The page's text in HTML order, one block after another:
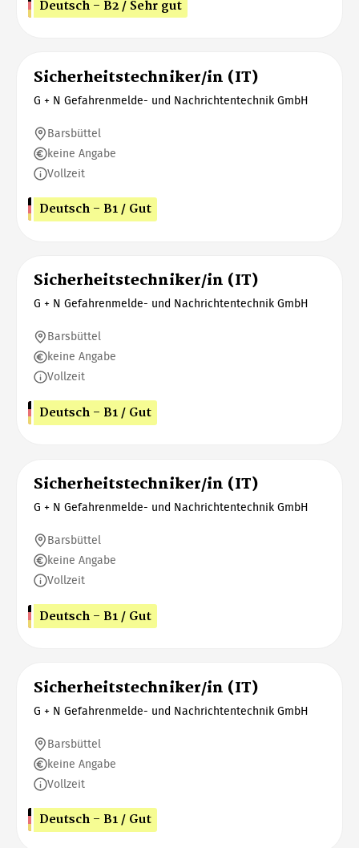
Deutsch - B2 / Sehr gut
Sicherheitstechniker/in (IT)
G + N Gefahrenmelde- und Nachrichtentechnik GmbH
Barsbüttel
keine Angabe
Vollzeit
Deutsch - B1 / Gut
Sicherheitstechniker/in (IT)
G + N Gefahrenmelde- und Nachrichtentechnik GmbH
Barsbüttel
keine Angabe
Vollzeit
Deutsch - B1 / Gut
Sicherheitstechniker/in (IT)
G + N Gefahrenmelde- und Nachrichtentechnik GmbH
Barsbüttel
keine Angabe
Vollzeit
Deutsch - B1 / Gut
Sicherheitstechniker/in (IT)
G + N Gefahrenmelde- und Nachrichtentechnik GmbH
Barsbüttel
keine Angabe
Vollzeit
Deutsch - B1 / Gut